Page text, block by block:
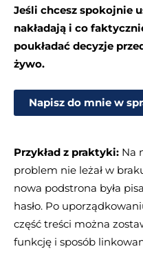
Jeśli chcesz spokojnie
nakładają i co
poukładać decyzje
żywo.
Napisz do mnie w
Przykład z praktyki: Na
problem nie leżał w
nowa podstrona była
hasło. Po
część treści można
funkcję i sposób